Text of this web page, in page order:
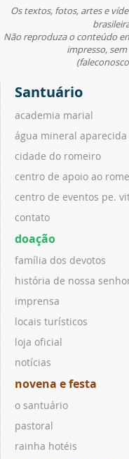
Os textos, fotos, artes e
Não reproduza o conteúdo
impresso,
Santuário
academia marial
água mineral aparecida
cidade do romeiro
centro de apoio ao
centro de eventos pe.
contato
doação
família dos devotos
história de nossa
imprensa
locais turísticos
loja oficial
notícias
novena e festa
o santuário
pastoral
rainha hotéis